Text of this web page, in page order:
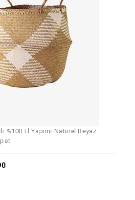
%100 El Yapımı Naturel Beyaz